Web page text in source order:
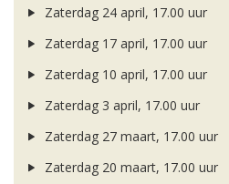
Zaterdag 24 april, 17.00 uur
Zaterdag 17 april, 17.00 uur
Zaterdag 10 april, 17.00 uur
Zaterdag 3 april, 17.00 uur
Zaterdag 27 maart, 17.00 uur
Zaterdag 20 maart, 17.00 uur